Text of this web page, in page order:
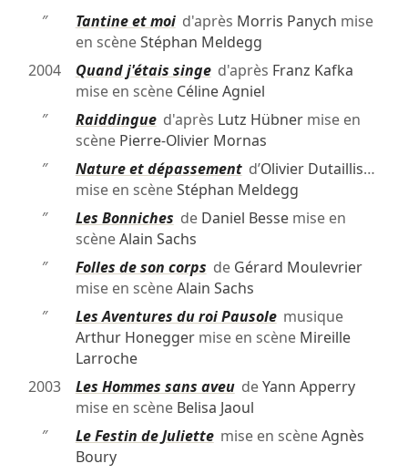
″
Tantine et moid'après Morris Panych mise
en scèneStéphan Meldegg
2004
Quand j'étais singed'après Franz Kafka
mise en scène Céline Agniel
″
Raiddingued'après Lutz Hübnermise en
scène Pierre-Olivier Mornas
″
Nature et dépassementd’Olivier Dutaillis…
mise en scèneStéphan Meldegg
″
Les Bonniches de Daniel Bessemise en
scèneAlain Sachs
″
Folles de son corps de Gérard Moulevrier
mise en scèneAlain Sachs
″
Les Aventures du roi Pausolemusique
Arthur Honeggermise en scène Mireille
Larroche
2003
Les Hommes sans aveudeYann Apperry
mise en scène Belisa Jaoul
″
Le Festin de Juliettemise en scèneAgnès
Boury